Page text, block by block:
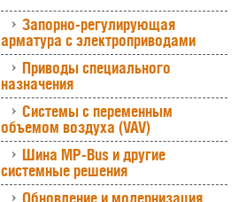
Запорно-регулирующая
арматура с электроприводами
Приводы специального
назначения
Системы с переменным
объемом воздуха (VAV)
Шина MP-Bus и другие
системные решения
Обновление и модернизация